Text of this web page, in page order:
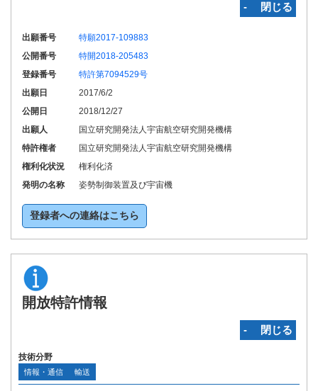
‐ 閉じる
出願番号
特願2017-109883
公開番号
特開2018-205483
登録番号
特許第7094529号
出願日
2017/6/2
公開日
2018/12/27
出願人
国立研究開発法人宇宙航空研究開発機構
特許権者
国立研究開発法人宇宙航空研究開発機構
権利化状況
権利化済
発明の名称
姿勢制御装置及び宇宙機
登録者への連絡はこちら
開放特許情報
‐ 閉じる
技術分野
情報・通信 輸送